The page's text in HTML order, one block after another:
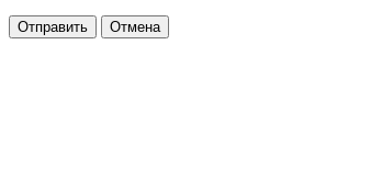
Отправить Отмена